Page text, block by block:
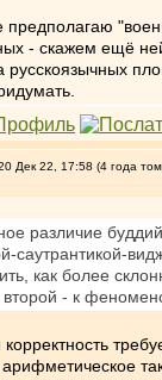
предполагаю
- скажем ещё
русскоязычных
Дек 22, 17:58 (4 года
различие
саутрантикой-
как более
- к
корректность